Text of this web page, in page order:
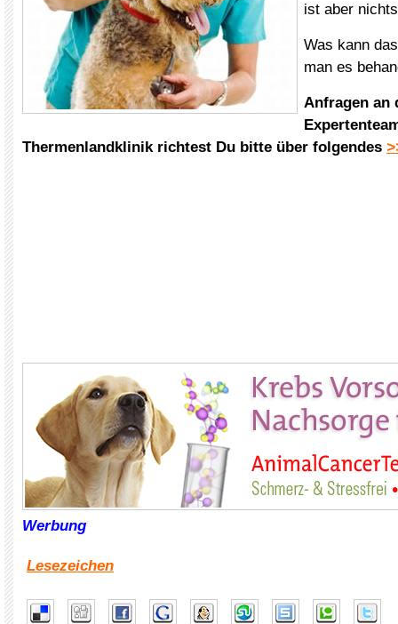
ist aber
Was kann
man es
Anfragen an
Thermenlandklinik richtest Du bitte über folgendes
Werbung
Lesezeichen